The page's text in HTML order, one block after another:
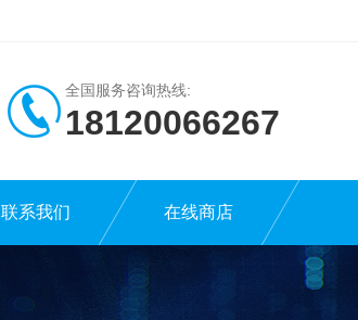
全国服务咨询热线:
18120066267
联系我们 在线商店